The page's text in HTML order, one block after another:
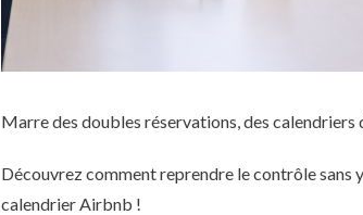
Marre des doubles réservations, des
Découvrez comment reprendre le contrôle sans
calendrier Airbnb !